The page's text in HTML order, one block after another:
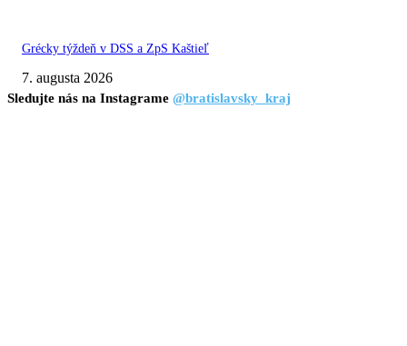
Grécky týždeň v DSS a ZpS Kaštieľ
7. augusta 2026
Sledujte nás na Instagrame @bratislavsky_kraj